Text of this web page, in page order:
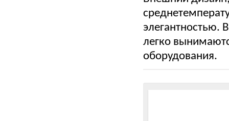
элегантностью.
легко
оборудования.